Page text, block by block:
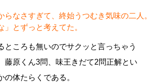
らなさすぎて、終始うつむき気味の二人
」とずっと考えてた。
ところも無いのでサクッと言っちゃう
藤原くん3問、味王きだて2問正解とい
の体たらくである。